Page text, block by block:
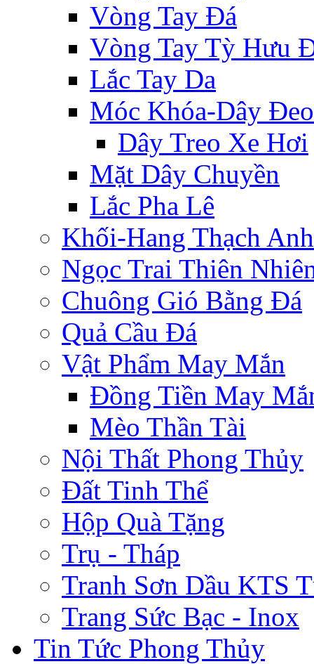
Vòng Tay Đá
Vòng Tay Tỳ Hưu
Lắc Tay Da
Móc Khóa-Dây Đeo
Dây Treo Xe Hơi
Mặt Dây Chuyền
Lắc Pha Lê
Khối-Hang Thạch Anh
Ngọc Trai Thiên
Chuông Gió Bằng Đá
Quả Cầu Đá
Vật Phẩm May Mắn
Đồng Tiền May
Mèo Thần Tài
Nội Thất Phong Thủy
Đất Tinh Thể
Hộp Quà Tặng
Trụ - Tháp
Tranh Sơn Dầu KTS
Trang Sức Bạc - Inox
Tin Tức Phong Thủy